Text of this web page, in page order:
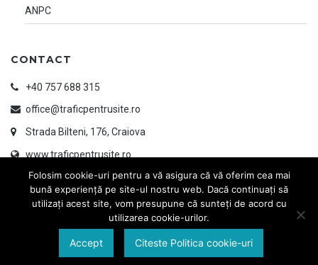
ANPC
CONTACT
+40 757 688 315
office@traficpentrusite.ro
Strada Bilteni, 176, Craiova
www.traficpentrusite.ro
© 2026 TRAFIC PENTRU SITE | Designed & Developed bywww.ayandesign.ro
Folosim cookie-uri pentru a vă asigura că vă oferim cea mai
bună experiență pe site-ul nostru web. Dacă continuați să
utilizați acest site, vom presupune că sunteți de acord cu
utilizarea cookie-urilor.
Accept Citeste Politica cookie-uri